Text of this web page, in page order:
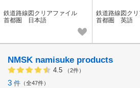
鉄道路線図クリアファイル
首都圏 日本語
鉄道路線図ク
首都圏 英語
NMSK namisuke products
4.5 （2件）
3 件 全47件